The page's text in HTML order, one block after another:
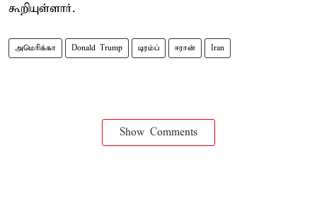
கூறியுள்ளார்.
அமெரிக்கா Donald Trump டிரம்ப் ஈரான் Iran
Show Comments